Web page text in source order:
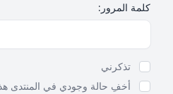
كلمة المرور:
تذكرني
أخفِ حالة وجودي في المنتدى